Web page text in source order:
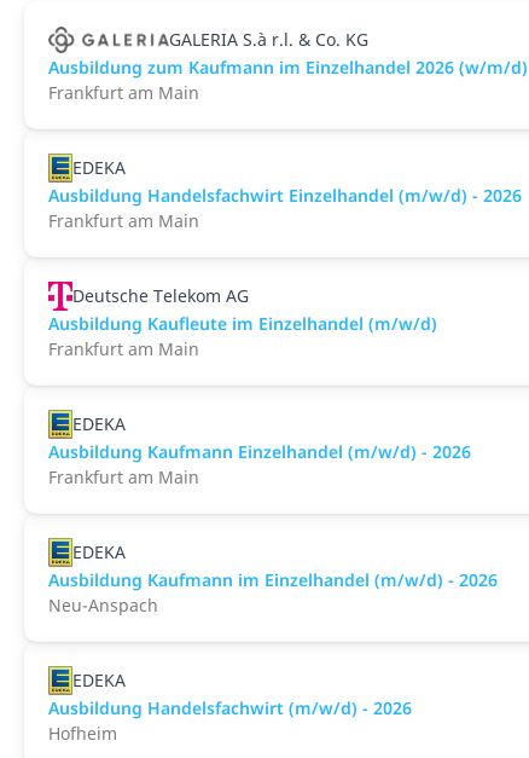
GALERIA S.à r.l. & Co. KG
Ausbildung zum Kaufmann im Einzelhandel 2026 (w/m/d)
Frankfurt am Main
EDEKA
Ausbildung Handelsfachwirt Einzelhandel (m/w/d) - 2026
Frankfurt am Main
Deutsche Telekom AG
Ausbildung Kaufleute im Einzelhandel (m/w/d)
Frankfurt am Main
EDEKA
Ausbildung Kaufmann Einzelhandel (m/w/d) - 2026
Frankfurt am Main
EDEKA
Ausbildung Kaufmann im Einzelhandel (m/w/d) - 2026
Neu-Anspach
EDEKA
Ausbildung Handelsfachwirt (m/w/d) - 2026
Hofheim